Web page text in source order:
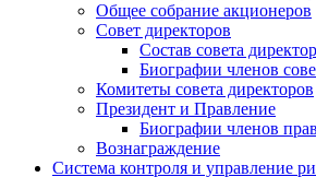
Общее собрание акционеров
Совет директоров
Состав совета
Биографии членов
Комитеты совета директоров
Президент и Правление
Биографии членов
Вознаграждение
Система контроля и управление